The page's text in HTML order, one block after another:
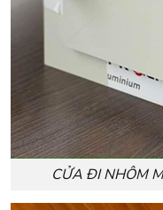
CỬA ĐI NHÔM